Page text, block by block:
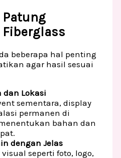
Patung
beberapa hal penting
agar hasil sesuai
dan Lokasi
sementara, display
permanen di
bahan dan
dengan Jelas
seperti foto, logo,